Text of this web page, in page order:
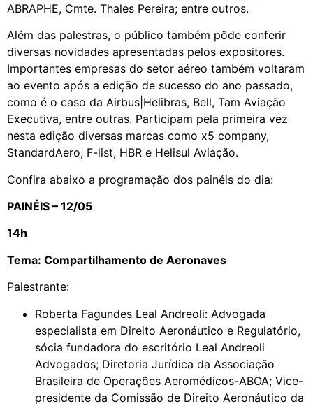
ABRAPHE, Cmte. Thales Pereira; entre outros.
Além das palestras, o público também pôde conferir
diversas novidades apresentadas pelos expositores.
Importantes empresas do setor aéreo também voltaram
ao evento após a edição de sucesso do ano passado,
como é o caso da Airbus|Helibras, Bell, Tam Aviação
Executiva, entre outras. Participam pela primeira vez
nesta edição diversas marcas como x5 company,
StandardAero, F-list, HBR e Helisul Aviação.
Confira abaixo a programação dos painéis do dia:
PAINÉIS – 12/05
14h
Tema: Compartilhamento de Aeronaves
Palestrante:
Roberta Fagundes Leal Andreoli: Advogada
especialista em Direito Aeronáutico e Regulatório,
sócia fundadora do escritório Leal Andreoli
Advogados; Diretoria Jurídica da Associação
Brasileira de Operações Aeromédicos-ABOA; Vice-
presidente da Comissão de Direito Aeronáutico da